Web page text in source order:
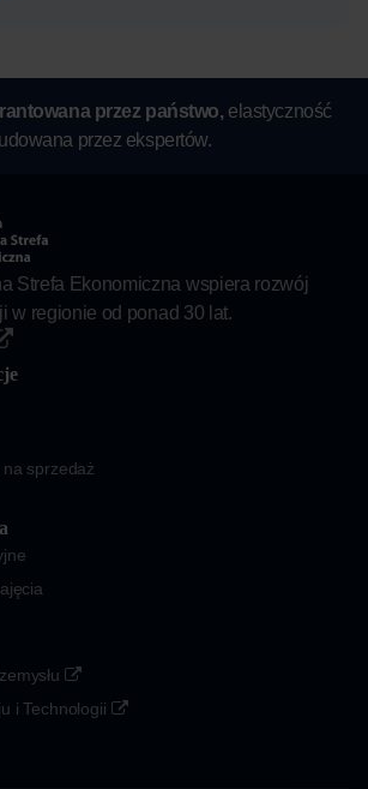
przez państwo, elastyczność
przez ekspertów.
Strefa Ekonomiczna wspiera rozwój
w regionie od ponad 30 lat.
sprzedaż
i Technologii